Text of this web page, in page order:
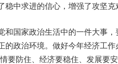
中求进的信心，增强了攻坚克
国家政治生活中的一件大事，
的政治环境。做好今年经济工
要防住、经济要稳住、发展要